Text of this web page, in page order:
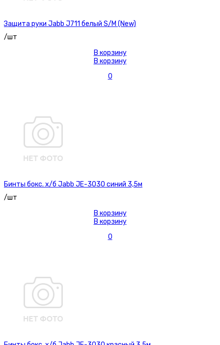
Защита руки Jabb J711 белый S/M (New)
/шт
В корзину
В корзину
0
Бинты бокс. х/б Jabb JE-3030 синий 3,5м
/шт
В корзину
В корзину
0